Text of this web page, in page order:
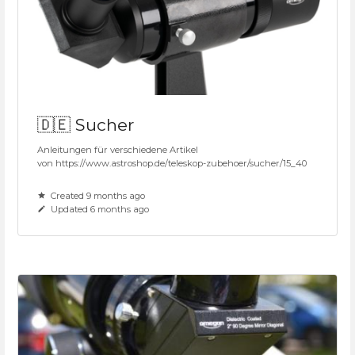
🇩🇪 Sucher
Anleitungen für verschiedene Artikel
von https://www.astroshop.de/teleskop-zubehoer/sucher/15_40
Created 9 months ago
Updated 6 months ago